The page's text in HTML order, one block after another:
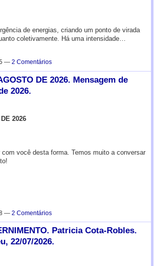
de energias, criando um ponto de virada
coletivamente. Há uma intensidade…
— 2 Comentários
DE 2026. Mensagem de
2026.
2026
você desta forma. Temos muito a conversar
— 2 Comentários
Patricia Cota-Robles.
22/07/2026.